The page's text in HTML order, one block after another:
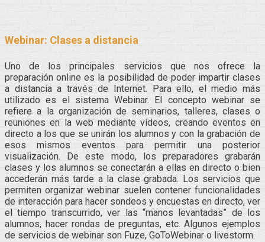
Webinar: Clases a distancia
Uno de los principales servicios que nos ofrece la
preparación online es la posibilidad de poder impartir clases
a distancia a través de Internet. Para ello, el medio más
utilizado es el sistema Webinar. El concepto webinar se
refiere a la organización de seminarios, talleres, clases o
reuniones en la web mediante vídeos, creando eventos en
directo a los que se unirán los alumnos y con la grabación de
esos mismos eventos para permitir una posterior
visualización. De este modo, los preparadores grabarán
clases y los alumnos se conectarán a ellas en directo o bien
accederán más tarde a la clase grabada. Los servicios que
permiten organizar webinar suelen contener funcionalidades
de interacción para hacer sondeos y encuestas en directo, ver
el tiempo transcurrido, ver las “manos levantadas” de los
alumnos, hacer rondas de preguntas, etc. Algunos ejemplos
de servicios de webinar son Fuze, GoToWebinar o livestorm.